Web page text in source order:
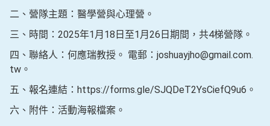
二、營隊主題：醫學營與心理營。
三、時間：2025年1月18日至1月26日期間，共4梯營隊。
四、聯絡人：何應瑞教授。 電郵：joshuayjho@gmail.com.
tw。
五、報名連結：https://forms.gle/SJQDeT2YsCiefQ9u6。
六、附件：活動海報檔案。